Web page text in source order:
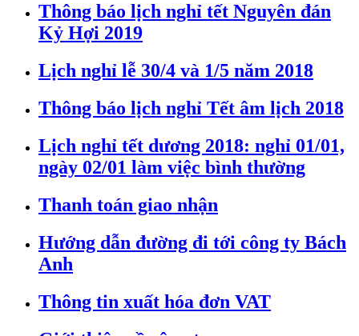
Thông báo lịch nghỉ tết Nguyên đán
Kỷ Hợi 2019
Lịch nghỉ lễ 30/4 và 1/5 năm 2018
Thông báo lịch nghỉ Tết âm lịch 2018
Lịch nghỉ tết dương 2018: nghỉ 01/01,
ngày 02/01 làm việc bình thường
Thanh toán giao nhận
Hướng dẫn đường đi tới công ty Bách
Anh
Thông tin xuất hóa đơn VAT